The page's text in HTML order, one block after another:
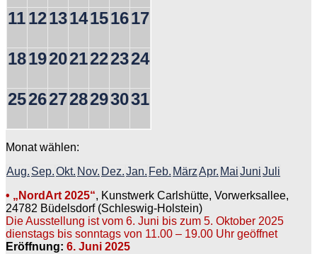
11121314151617
18192021222324
25262728293031
Monat wählen:
Aug. Sep.Okt. Nov. Dez.Jan. Feb. MärzApr. MaiJuniJuli
• „NordArt 2025“, Kunstwerk Carlshütte, Vorwerksallee,
24782 Büdelsdorf (Schleswig-Holstein)
Die Ausstellung ist vom 6. Juni bis zum 5. Oktober 2025
dienstags bis sonntags von 11.00 – 19.00 Uhr geöffnet
Eröffnung: 6. Juni 2025